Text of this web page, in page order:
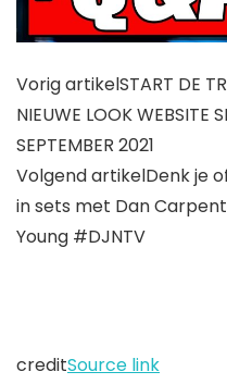
Vorig artikelSTART DE
NIEUWE LOOK WEBSITE
SEPTEMBER 2021
Volgend artikelDenk je
in sets met Dan
Young #DJNTV
creditSource link